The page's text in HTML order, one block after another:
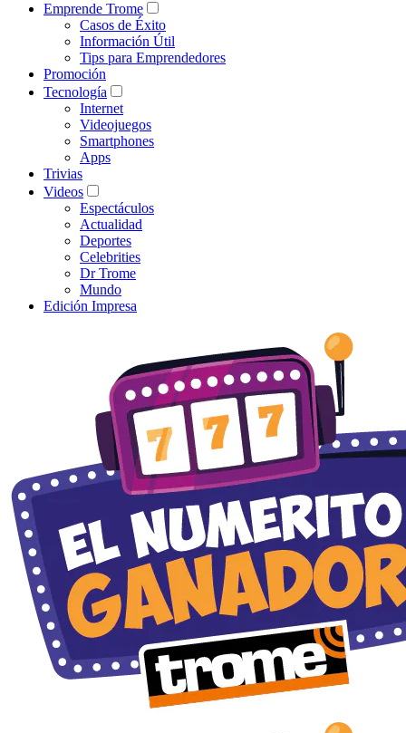
Emprende Trome
Casos de Éxito
Información Útil
Tips para Emprendedores
Promoción
Tecnología
Internet
Videojuegos
Smartphones
Apps
Trivias
Videos
Espectáculos
Actualidad
Deportes
Celebrities
Dr Trome
Mundo
Edición Impresa